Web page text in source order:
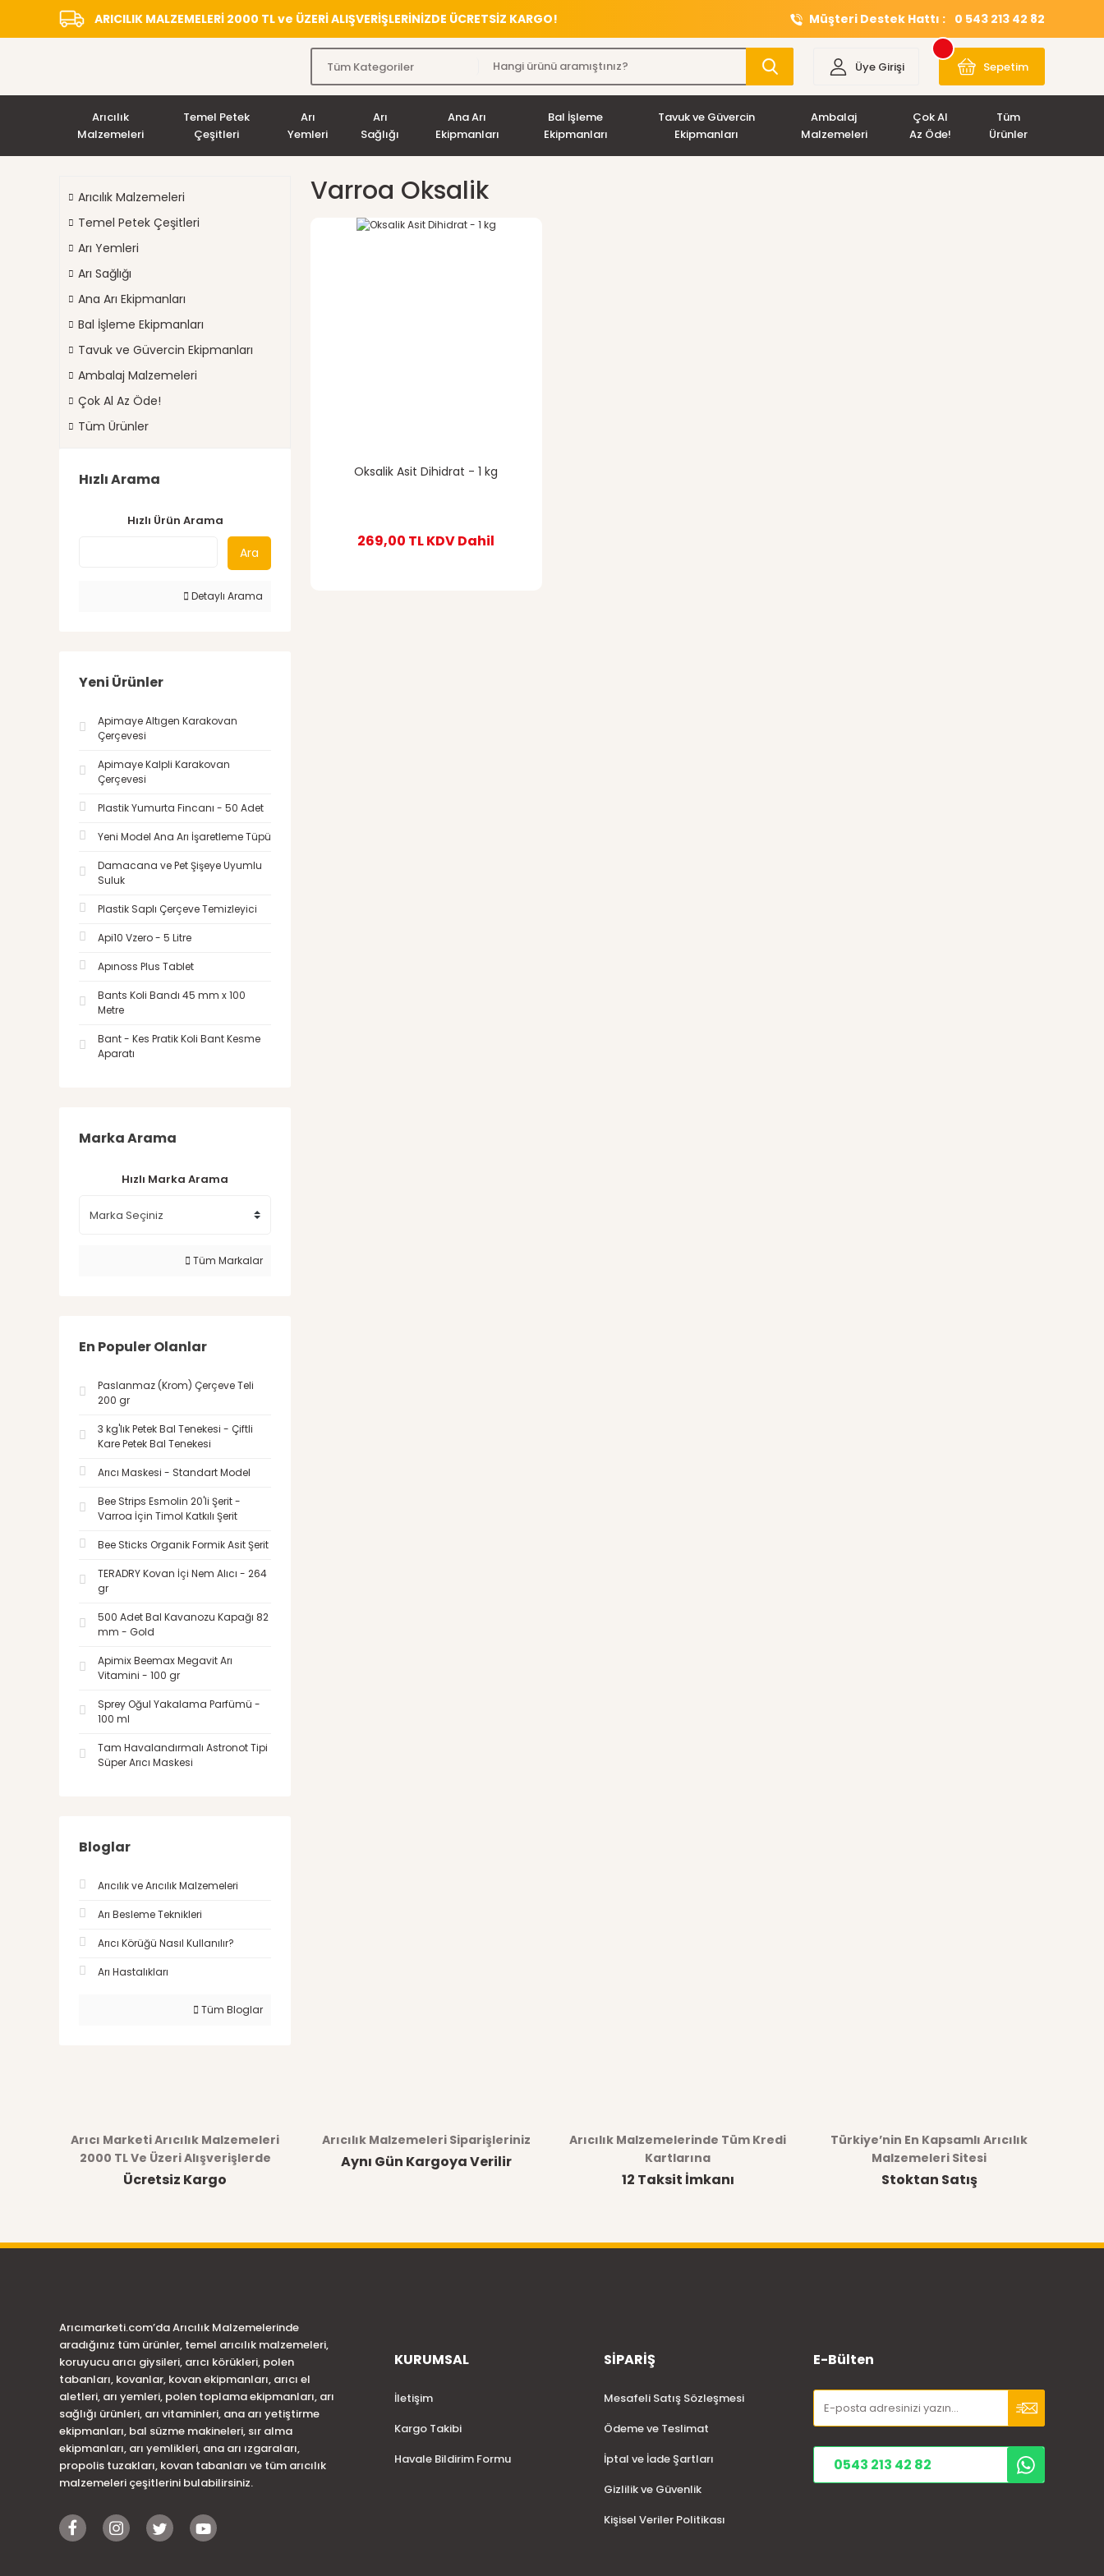
ARICILIK MALZEMELERİ 2000 TL ve ÜZERİ ALIŞVERİŞLERİNİZDE ÜCRETSİZ KARGO! Müşteri Destek Hattı : 0 543 213 42 82
Üye Girişi Sepetim
Arıcılık
Malzemeleri
Temel Petek
Çeşitleri
Arı
Yemleri
Arı
Sağlığı
Ana Arı
Ekipmanları
Bal İşleme
Ekipmanları
Tavuk ve Güvercin
Ekipmanları
Ambalaj
Malzemeleri
Çok Al
Az Öde!
Tüm
Ürünler
Arıcılık Malzemeleri
Temel Petek Çeşitleri
Arı Yemleri
Arı Sağlığı
Ana Arı Ekipmanları
Bal İşleme Ekipmanları
Tavuk ve Güvercin Ekipmanları
Ambalaj Malzemeleri
Çok Al Az Öde!
Tüm Ürünler
Hızlı Arama
Hızlı Ürün Arama
Ara
Detaylı Arama
Yeni Ürünler
Apimaye Altıgen Karakovan
Çerçevesi
Apimaye Kalpli Karakovan
Çerçevesi
Plastik Yumurta Fincanı - 50 Adet
Yeni Model Ana Arı İşaretleme Tüpü
Damacana ve Pet Şişeye Uyumlu
Suluk
Plastik Saplı Çerçeve Temizleyici
Api10 Vzero - 5 Litre
Apınoss Plus Tablet
Bants Koli Bandı 45 mm x 100
Metre
Bant - Kes Pratik Koli Bant Kesme
Aparatı
Marka Arama
Hızlı Marka Arama
Tüm Markalar
En Populer Olanlar
Paslanmaz (Krom) Çerçeve Teli
200 gr
3 kg'lık Petek Bal Tenekesi - Çiftli
Kare Petek Bal Tenekesi
Arıcı Maskesi - Standart Model
Bee Strips Esmolin 20'li Şerit -
Varroa İçin Timol Katkılı Şerit
Bee Sticks Organik Formik Asit Şerit
TERADRY Kovan İçi Nem Alıcı - 264
gr
500 Adet Bal Kavanozu Kapağı 82
mm - Gold
Apimix Beemax Megavit Arı
Vitamini - 100 gr
Sprey Oğul Yakalama Parfümü -
100 ml
Tam Havalandırmalı Astronot Tipi
Süper Arıcı Maskesi
Bloglar
Arıcılık ve Arıcılık Malzemeleri
Arı Besleme Teknikleri
Arıcı Körüğü Nasıl Kullanılır?
Arı Hastalıkları
Tüm Bloglar
Varroa Oksalik
Oksalik Asit Dihidrat - 1 kg
269,00 TLKDV Dahil
Arıcı Marketi Arıcılık Malzemeleri
2000 TL Ve Üzeri Alışverişlerde
Ücretsiz Kargo
Arıcılık Malzemeleri Siparişleriniz
Aynı Gün Kargoya Verilir
Arıcılık Malzemelerinde Tüm Kredi
Kartlarına
12 Taksit İmkanı
Türkiye’nin En Kapsamlı Arıcılık
Malzemeleri Sitesi
Stoktan Satış
Arıcımarketi.com’da Arıcılık Malzemelerinde
aradığınız tüm ürünler, temel arıcılık malzemeleri,
koruyucu arıcı giysileri, arıcı körükleri, polen
tabanları, kovanlar, kovan ekipmanları, arıcı el
aletleri, arı yemleri, polen toplama ekipmanları, arı
sağlığı ürünleri, arı vitaminleri, ana arı yetiştirme
ekipmanları, bal süzme makineleri, sır alma
ekipmanları, arı yemlikleri, ana arı ızgaraları,
propolis tuzakları, kovan tabanları ve tüm arıcılık
malzemeleri çeşitlerini bulabilirsiniz.
KURUMSAL
İletişim
Kargo Takibi
Havale Bildirim Formu
SİPARİŞ
Mesafeli Satış Sözleşmesi
Ödeme ve Teslimat
İptal ve İade Şartları
Gizlilik ve Güvenlik
Kişisel Veriler Politikası
E-Bülten
0543 213 42 82